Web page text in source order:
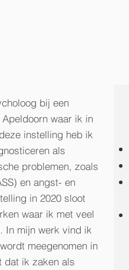
bij een
waar ik in
instelling heb ik
als
problemen, zoals
en angst- en
in 2020 sloot
waar ik met veel
In mijn werk vind ik
meegenomen in
dat ik zaken als